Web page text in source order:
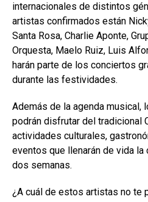
internacionales de distintos
artistas confirmados están
Santa Rosa, Charlie Aponte,
Orquesta, Maelo Ruiz, Luis
harán parte de los conciertos
durante las festividades.
Además de la agenda musical,
podrán disfrutar del tradicional
actividades culturales,
eventos que llenarán de vida la
dos semanas.
¿A cuál de estos artistas no te